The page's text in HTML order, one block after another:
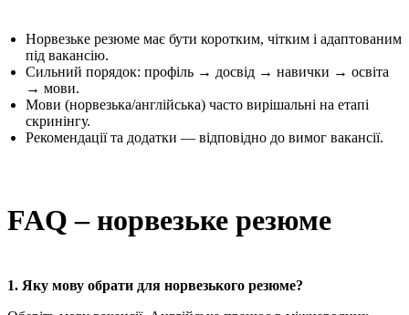
Норвезьке резюме має бути коротким, чітким і адаптованим
під вакансію.
Сильний порядок: профіль → досвід → навички → освіта
→ мови.
Мови (норвезька/англійська) часто вирішальні на етапі
скринінгу.
Рекомендації та додатки — відповідно до вимог вакансії.
FAQ – норвезьке резюме
1. Яку мову обрати для норвезького резюме?